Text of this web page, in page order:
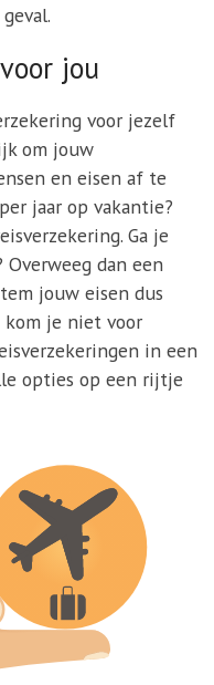
jou
voor jezelf
om jouw
en eisen af te
jaar op vakantie?
Ga je
dan een
jouw eisen dus
kom je niet voor
in een
opties op een rijtje